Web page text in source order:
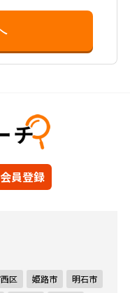
会員登録
区 姫路市
明石市